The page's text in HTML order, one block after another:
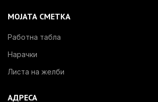
МОЈАТА СМЕТКА
Работна табла
Нарачки
Листа на желби
АДРЕСА